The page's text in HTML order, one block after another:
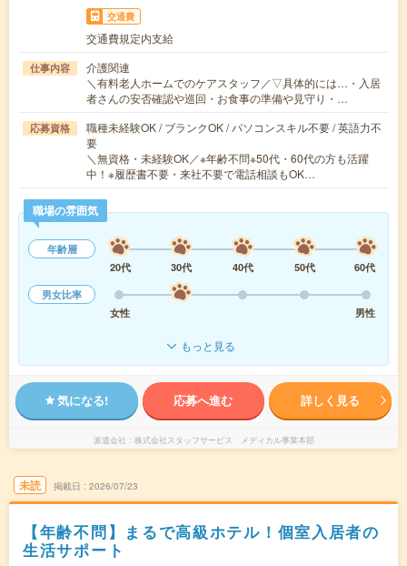
交通費
交通費規定内支給
仕事内容
介護関連
＼有料老人ホームでのケアスタッフ／▽具体的には…・入居
者さんの安否確認や巡回・お食事の準備や見守り・…
応募資格
職種未経験OK / ブランクOK / パソコンスキル不要 / 英語力不
要
＼無資格・未経験OK／※年齢不問※50代・60代の方も活躍
中！※履歴書不要・来社不要で電話相談もOK…
職場の雰囲気
年齢層
20代
30代 40代 50代
60代
男女比率
女性
男性
もっと見る
気になる! 応募へ進む 詳しく見る
派遣会社 株式会社スタッフサービス メディカル事業本部
未読 掲載日 2026/07/23
【年齢不問】まるで高級ホテル！個室入居者の
生活サポート